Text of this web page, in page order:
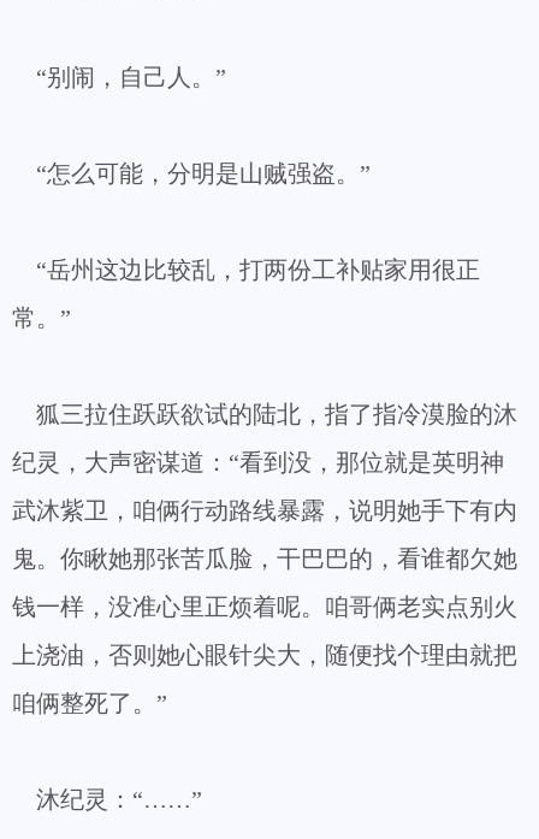
“别闹，自己人。”
“怎么可能，分明是山贼强盗。”
“岳州这边比较乱，打两份工补贴家用很正
常。”
狐三拉住跃跃欲试的陆北，指了指冷漠脸的沐
纪灵，大声密谋道：“看到没，那位就是英明神
武沐紫卫，咱俩行动路线暴露，说明她手下有内
鬼。你瞅她那张苦瓜脸，干巴巴的，看谁都欠她
钱一样，没准心里正烦着呢。咱哥俩老实点别火
上浇油，否则她心眼针尖大，随便找个理由就把
咱俩整死了。”
沐纪灵：“……”